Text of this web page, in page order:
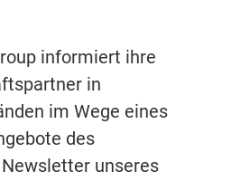
informiert ihre
in
im Wege eines
des
unseres